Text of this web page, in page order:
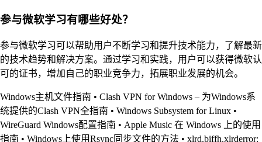
参与微软学习有哪些好处？
参与微软学习可以帮助用户不断学习和提升技术能力，了解最新
的技术趋势和解决方案。通过学习和实践，用户可以获得微软认
可的证书，增加自己的职业竞争力，拓展职业发展的机会。
Windows主机文件指南 • Clash VPN for Windows – 为Windows系
统提供的Clash VPN全指南 • Windows Subsystem for Linux •
WireGuard Windows配置指南 • Apple Music 在 Windows 上的使用
指南 • Windows上使用Rsync同步文件的方法 • xlrd.biffh.xlrderror: